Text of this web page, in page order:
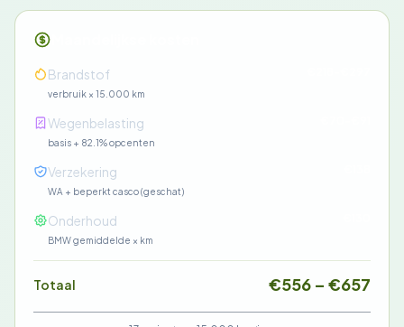
Brandstof
verbruik × 15.000 km
Wegenbelasting
basis + 82.1% opcenten
Verzekering
WA + beperkt casco (geschat)
Onderhoud
BMW gemiddelde × km
Totaal €556 – €657